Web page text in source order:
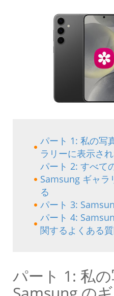
パート 1: 私の写
ラリーに表示さ
パート 2: すべて
Samsung ギャラ
る
パート 3:
パート 4:
関するよくある
パート 1: 私